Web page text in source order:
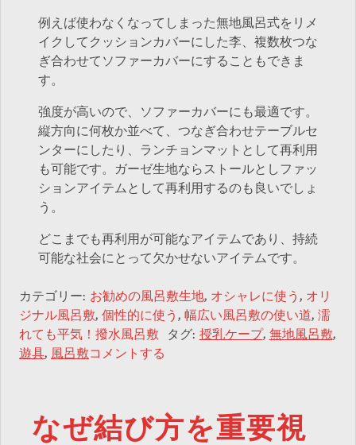
例えば使わなくなってしまった無地風呂式をリメ
イクしてクッションカバーにした李、複数枚つな
ぎ合わせてソファーカバーにすることもできま
す。
強度が高いので、ソファーカバーにも最適です。
縦方向に何枚か並べて、つなぎ合わせテーブルセ
ンターにしたり、ランチョンマットとして再利用
も可能です。ガーゼ生地ならストールとしファッ
ションアイテムとして再利用するのも良いでしょ
う。
どこまでも再利用が可能なアイテムであり、持続
可能な社会にとって欠かせないアイテムです。
カテゴリー: お勧めの風呂敷生地, オシャレに使う , オリ
ジナル風呂敷, 個性的に使う , 幅広い風呂敷の使い道, 濡
れても平気！撥水風呂敷
タグ: 授乳ケープ, 無地風呂敷,
遊具, 風呂敷コメントする
なぜ結び方を重要視